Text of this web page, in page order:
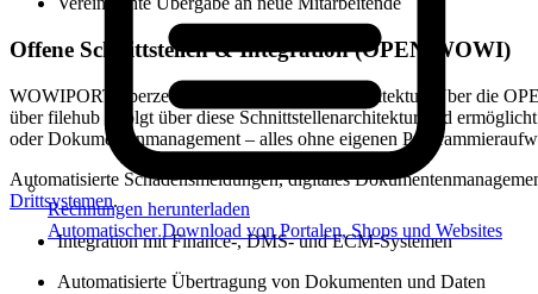
Rechnungen herunterladen
Automatischer Download von Portalen, Shops und Websites
Offene Schnittstellen & Integration (OPEN WOWI)
WOWIPORT überzeugt durch seine offene Architektur. Über die
über filehub erfolgt über diese Schnittstellenarchitektur und
oder Dokumentenmanagement – alles ohne eigenen
Automatisierte Schadensmeldungen, digitales
Drittsystemen.
Integration mit Finance-, DMS- und ECM-Systemen
Automatisierte Übertragung von Dokumenten und Daten